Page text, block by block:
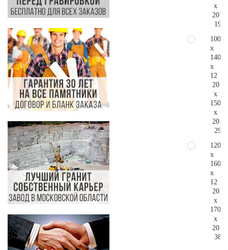
x
20
100
x
140
x
12
20
x
150
x
20
120
x
160
x
12
20
x
170
x
20